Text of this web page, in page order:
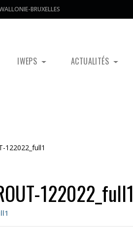
BRUXELLES
IWEPS ACTUALITÉS
122022_full1
122022_full1